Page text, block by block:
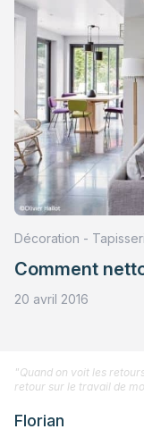
Décoration -
Comment
20 avril 2016
"Quand on voit les
retour sur le travail de
Florian